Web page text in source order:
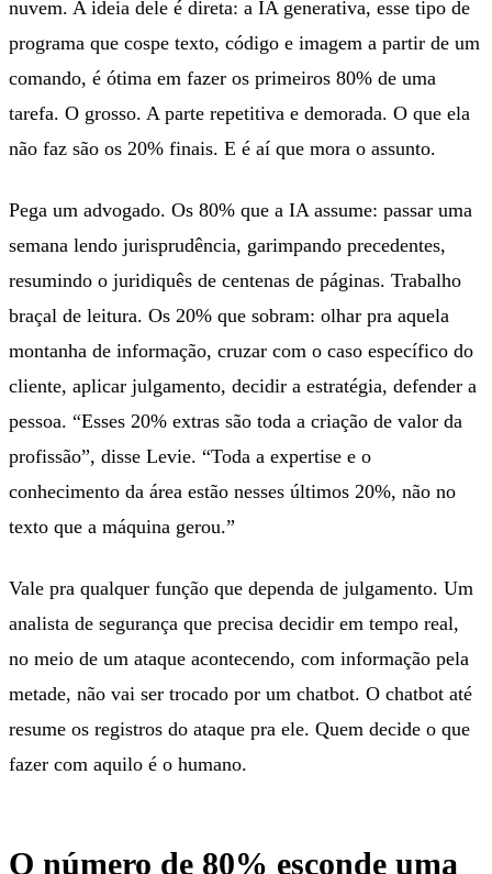
nuvem. A ideia dele é direta: a IA generativa, esse tipo de
programa que cospe texto, código e imagem a partir de um
comando, é ótima em fazer os primeiros 80% de uma
tarefa. O grosso. A parte repetitiva e demorada. O que ela
não faz são os 20% finais. E é aí que mora o assunto.
Pega um advogado. Os 80% que a IA assume: passar uma
semana lendo jurisprudência, garimpando precedentes,
resumindo o juridiquês de centenas de páginas. Trabalho
braçal de leitura. Os 20% que sobram: olhar pra aquela
montanha de informação, cruzar com o caso específico do
cliente, aplicar julgamento, decidir a estratégia, defender a
pessoa. “Esses 20% extras são toda a criação de valor da
profissão”, disse Levie. “Toda a expertise e o
conhecimento da área estão nesses últimos 20%, não no
texto que a máquina gerou.”
Vale pra qualquer função que dependa de julgamento. Um
analista de segurança que precisa decidir em tempo real,
no meio de um ataque acontecendo, com informação pela
metade, não vai ser trocado por um chatbot. O chatbot até
resume os registros do ataque pra ele. Quem decide o que
fazer com aquilo é o humano.
O número de 80% esconde uma